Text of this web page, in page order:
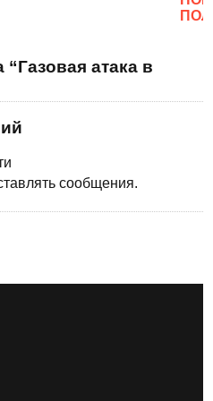
атака в
сообщения.